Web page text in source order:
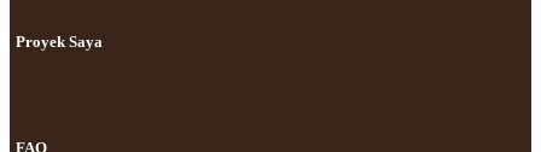
Proyek Saya
FAQ